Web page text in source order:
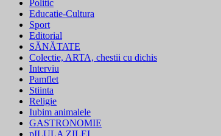
Politic
Educatie-Cultura
Sport
Editorial
SĂNĂTATE
Colectie, ARTA, chestii cu dichis
Interviu
Pamflet
Stiinta
Religie
Iubim animalele
GASTRONOMIE
pILULA ZILEI